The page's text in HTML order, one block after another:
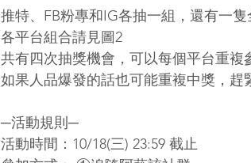
推特、FB粉專和IG各抽一組，還有一
各平台組合請見圖2
共有四次抽獎機會，可以每個平台重複
如果人品爆發的話也可能重複中獎，趕
─活動規則─
活動時間：10/18(三) 23:59 截止